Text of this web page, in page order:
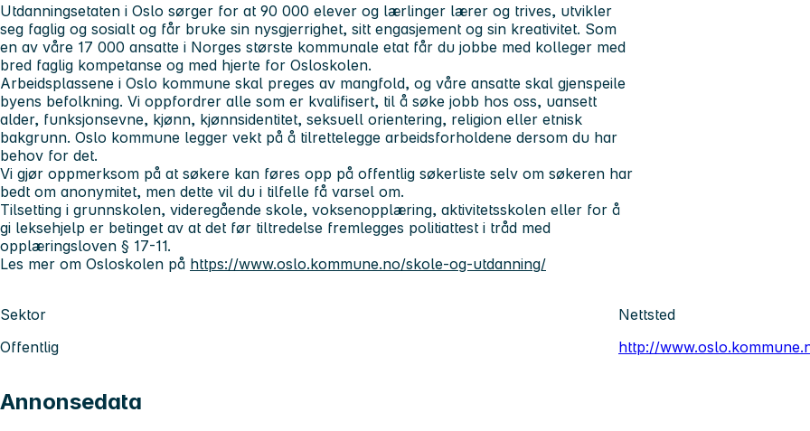
Utdanningsetaten i Oslo sørger for at 90 000 elever og lærlinger lærer og trives, utvikler
seg faglig og sosialt og får bruke sin nysgjerrighet, sitt engasjement og sin kreativitet. Som
en av våre 17 000 ansatte i Norges største kommunale etat får du jobbe med kolleger med
bred faglig kompetanse og med hjerte for Osloskolen.
Arbeidsplassene i Oslo kommune skal preges av mangfold, og våre ansatte skal gjenspeile
byens befolkning. Vi oppfordrer alle som er kvalifisert, til å søke jobb hos oss, uansett
alder, funksjonsevne, kjønn, kjønnsidentitet, seksuell orientering, religion eller etnisk
bakgrunn. Oslo kommune legger vekt på å tilrettelegge arbeidsforholdene dersom du har
behov for det.
Vi gjør oppmerksom på at søkere kan føres opp på offentlig søkerliste selv om søkeren har
bedt om anonymitet, men dette vil du i tilfelle få varsel om.
Tilsetting i grunnskolen, videregående skole, voksenopplæring, aktivitetsskolen eller for å
gi leksehjelp er betinget av at det før tiltredelse fremlegges politiattest i tråd med
opplæringsloven § 17-11.
Les mer om Osloskolen på https://www.oslo.kommune.no/skole-og-utdanning/
Sektor
Offentlig
Nettsted
http://
Annonsedata